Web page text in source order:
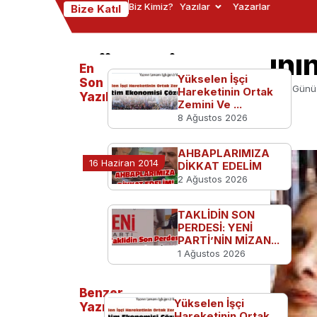
Bize Katıl Biz Kimiz? Yazılar Yazarlar
Türk
Ana Sayfa TGB'den Türk Sinemasının Acı Günü
16 Haziran 2014
En
Son
Yazılanlar
Yükselen İşçi
Hareketinin Ortak
Zemini Ve ...
8 Ağustos 2026
AHBAPLARIMIZA
DİKKAT EDELİM
2 Ağustos 2026
TAKLİDİN SON
PERDESİ: YENİ
PARTİ’NİN MİZAN...
1 Ağustos 2026
Benzer
Yazılar
Yükselen İşçi